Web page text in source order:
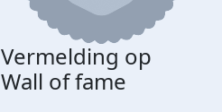
Vermelding op
Wall of fame